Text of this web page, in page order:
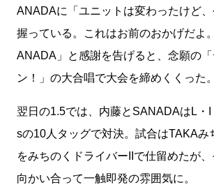
ANADAに「ユニットは変わったけど
握っている。これはお前のおかげだよ
ANADA」と感謝を告げると、念願の
ン！」の大合唱で大会を締めくくった。
翌日の1.5では、内藤とSANADAはL・
sの10人タッグで対決。試合はTAKAみ
をみちのくドライバーIIで仕留めたが
向かい合って一触即発の雰囲気に。